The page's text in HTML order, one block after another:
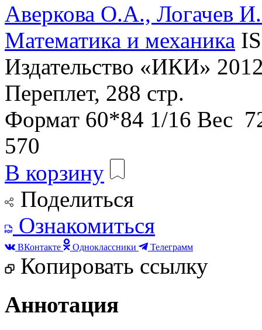
Аверкова О.А., Логачев
Математика и механика
Издательство «ИКИ»
Переплет, 288 стр.
Формат 60*84 1/16 Вес
570
В корзину
Поделиться
Ознакомиться
ВКонтакте Одноклассники Телеграмм
Копировать ссылку
Аннотация